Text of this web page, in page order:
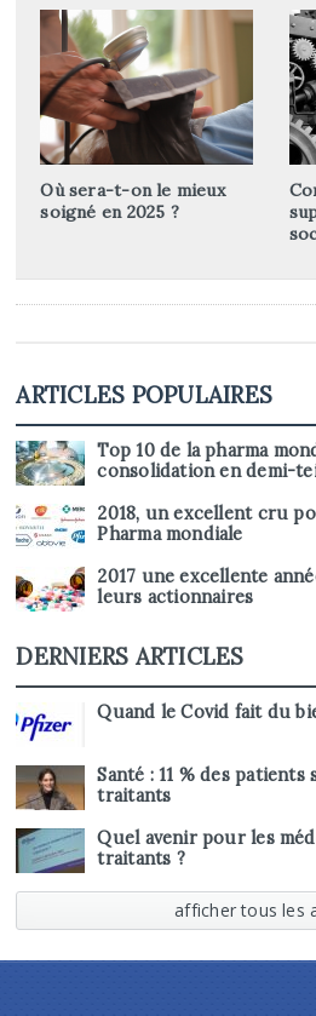
Où sera-t-on le mieux
soigné en 2025 ?
ARTICLES POPULAIRES
Top 10 de la pharma
consolidation en demi-
2018, un excellent cru
Pharma mondiale
2017 une excellente
leurs actionnaires
DERNIERS ARTICLES
Quand le Covid fait du
Santé : 11 % des patients
traitants
Quel avenir pour les
traitants ?
afficher tous les